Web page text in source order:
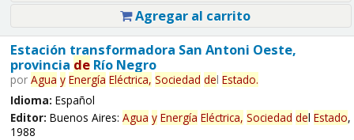
Agregar al carrito
Estación transformadora San Antoni Oeste,
provincia deRío Negro
por Agua y Energía Eléctrica, Sociedad del Estado.
Idioma: Español
Editor: Buenos Aires: Agua y Energía Eléctrica, Sociedad del Estado,
1988